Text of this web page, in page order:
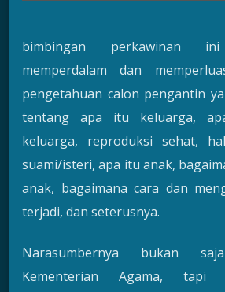
bimbingan perkawinan
memperdalam dan
pengetahuan calon pengantin
tentang apa itu keluarga,
keluarga, reproduksi sehat,
suami/isteri, apa itu anak,
anak, bagaimana cara dan
terjadi, dan seterusnya.
Narasumbernya bukan
Kementerian Agama, tapi